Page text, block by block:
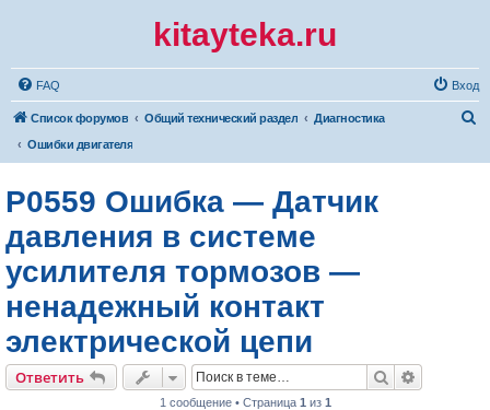
kitayteka.ru
FAQ Вход
Список форумов Общий технический раздел
Диагностика
Ошибки двигателя
P0559 Ошибка — Датчик
давления в системе
усилителя тормозов —
ненадежный контакт
электрической цепи
Ответить Поиск
1 сообщение • Страница 1 из 1